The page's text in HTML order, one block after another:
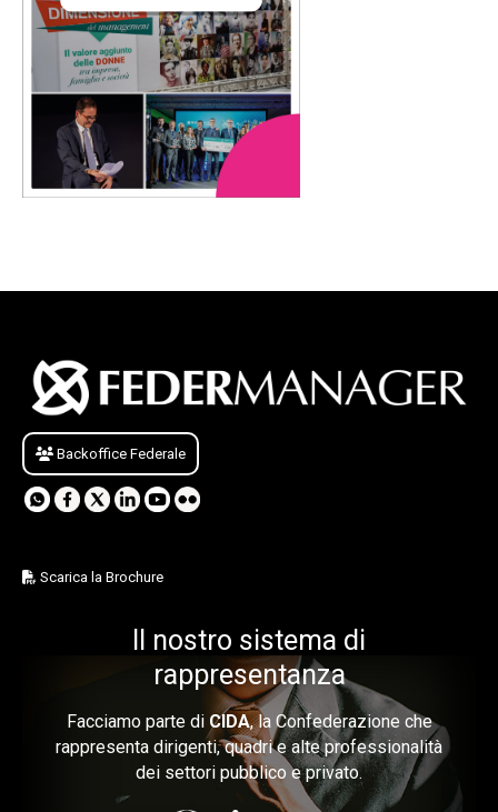
Backoffice Federale
Scarica la Brochure
Il nostro sistema di
rappresentanza
Facciamo parte di CIDA, la Confederazione che
rappresenta dirigenti, quadri e alte professionalità
dei settori pubblico e privato.